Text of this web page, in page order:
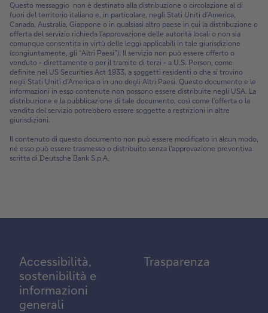
Questo messaggio non è destinato alla distribuzione o circolazione al di
fuori del territorio italiano e, in particolare, negli Stati Uniti d’America,
Canada, Australia, Giappone o in qualsiasi altro paese in cui la distribuzione o
offerta del servizio richieda l’approvazione delle autorità locali o non sia
comunque consentita in virtù delle leggi applicabili in tale giurisdizione
(congiuntamente, gli “Altri Paesi”). Il servizio non può essere offerto o
venduto - direttamente o per il tramite di terzi - a U.S. Person, come
definite nel US Securities Act 1933, a soggetti residenti o che si trovino
negli Stati Uniti d’America o in uno degli Altri Paesi. Questo documento e le
informazioni in esso contenute non possono essere distribuite negli USA. La
distribuzione e la pubblicazione di tale documento, così come l‘offerta o la
vendita del servizio potrebbero essere soggette a restrizioni in altre
giurisdizioni.
Il contenuto di questo documento non può essere modificato in alcun modo,
né esso può essere trasmesso o distribuito senza l’approvazione preventiva
scritta di Deutsche Bank S.p.A.
Accessibilità,
sostenibilità e
informazioni
generali
Trasparenza